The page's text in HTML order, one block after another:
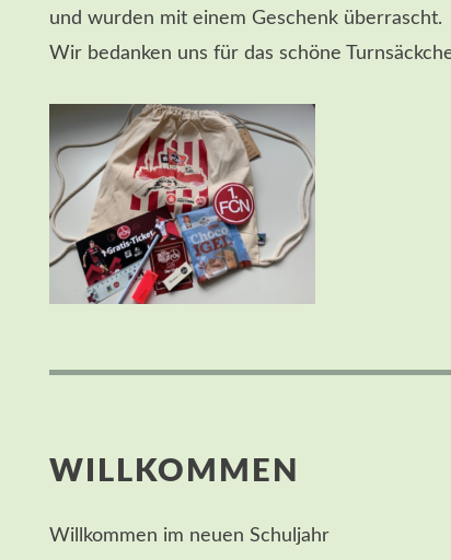
und wurden mit einem Geschenk überrascht.
Wir bedanken uns für das schöne
WILLKOMMEN
Willkommen im neuen Schuljahr